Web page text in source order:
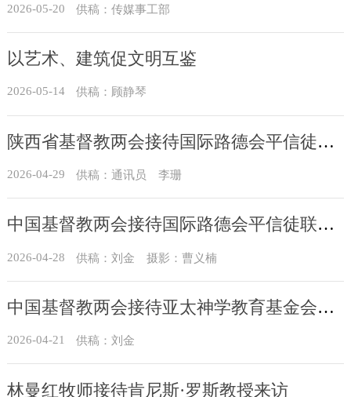
2026-05-20 供稿：传媒事工部
以艺术、建筑促文明互鉴
2026-05-14 供稿：顾静琴
陕西省基督教两会接待国际路德会平信徒联盟一行
2026-04-29 供稿：通讯员 李珊
中国基督教两会接待国际路德会平信徒联盟一行
2026-04-28 供稿：刘金 摄影：曹义楠
中国基督教两会接待亚太神学教育基金会来访
2026-04-21 供稿：刘金
林曼红牧师接待肯尼斯·罗斯教授来访